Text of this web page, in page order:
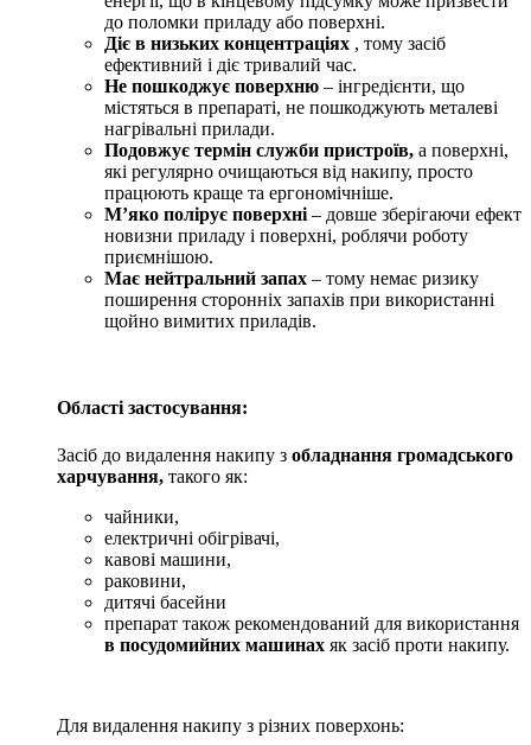
до поломки приладу або поверхні.
Діє в низьких концентраціях , тому засіб
ефективний і діє тривалий час.
Не пошкоджує поверхню – інгредієнти, що
містяться в препараті, не пошкоджують металеві
нагрівальні прилади.
Подовжує термін служби пристроїв, а поверхні,
які регулярно очищаються від накипу, просто
працюють краще та ергономічніше.
М’яко полірує поверхні – довше зберігаючи ефект
новизни приладу і поверхні, роблячи роботу
приємнішою.
Має нейтральний запах – тому немає ризику
поширення сторонніх запахів при використанні
щойно вимитих приладів.
Області застосування:
Засіб до видалення накипу з обладнання громадського
харчування, такого як:
чайники,
електричні обігрівачі,
кавові машини,
раковини,
дитячі басейни
препарат також рекомендований для використання
в посудомийних машинах як засіб проти накипу.
Для видалення накипу з різних поверхонь: